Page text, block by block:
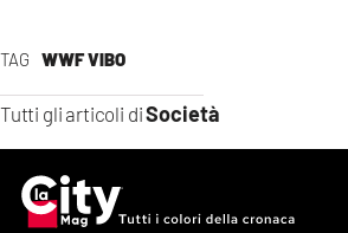
TAG WWF VIBO
Tutti gli articoli diSocietà